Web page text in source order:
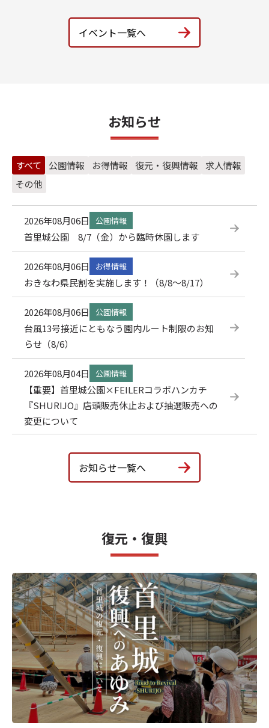
イベント一覧へ
お知らせ
すべて 公園情報 お得情報 復元・復興情報
求人情報
その他
2026年08月06日 公園情報
首里城公園 8/7（金）から臨時休園します
2026年08月06日 お得情報
おきなわ県民割を実施します！（8/8～8/17）
2026年08月06日 公園情報
台風13号接近にともなう園内ルート制限のお知
らせ（8/6）
2026年08月04日 公園情報
【重要】首里城公園×FEILERコラボハンカチ
『SHURIJO』店頭販売休止および抽選販売への
変更について
2026年08月01日 公園情報
【新発売】首里城公園×FEILERコラボハンカチ
『SHURIJO』
2026年07月21日お客様の声
令和8年度4月～6月「お客様の声」を生かした
改善のご紹介
2026年07月13日復元・復興情報
【首里城正殿復元事業インタビュー】を掲載し
ました！｜首里城2026年マチカンティーシリー
ズ
2026年07月12日 公園情報
お知らせ一覧へ
復元・復興